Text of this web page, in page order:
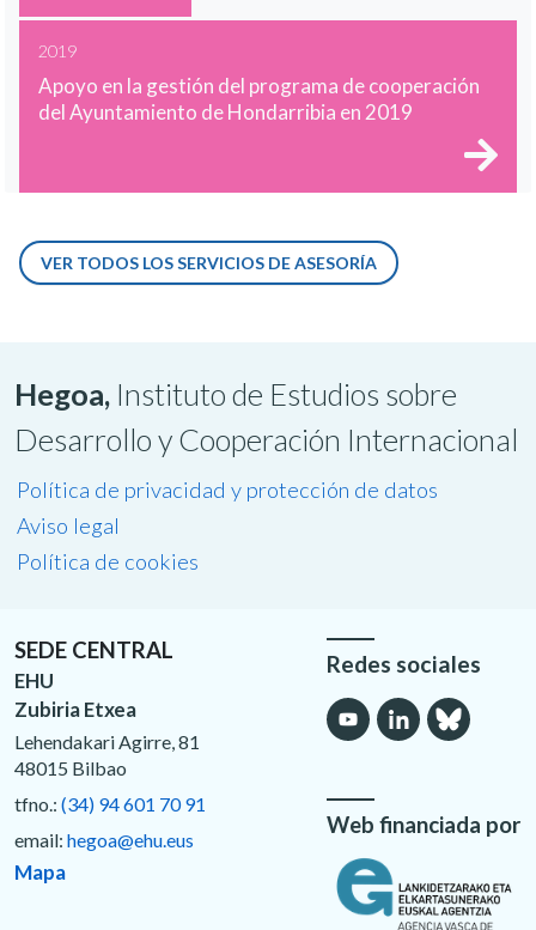
2019
Apoyo en la gestión del programa de cooperación
del Ayuntamiento de Hondarribia en 2019
VER TODOS LOS SERVICIOS DE ASESORÍA
Hegoa, Instituto de Estudios sobre
Desarrollo y Cooperación Internacional
Política de privacidad y protección de datos
Aviso legal
Política de cookies
SEDE CENTRAL
EHU
Zubiria Etxea
Lehendakari Agirre, 81
48015 Bilbao
tfno.: (34) 94 601 70 91
email: hegoa@ehu.eus
Mapa
Redes sociales
Web financiada por